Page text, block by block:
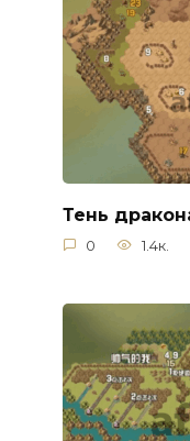
Тень
0 1.4к.